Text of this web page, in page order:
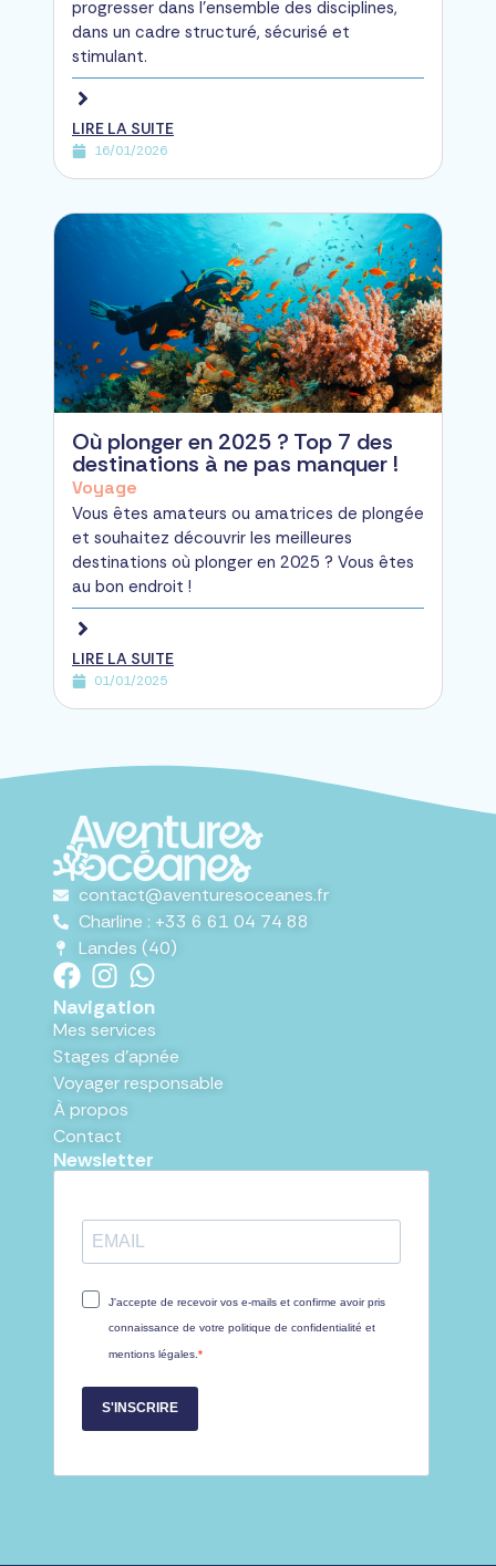
progresser dans l’ensemble des disciplines,
dans un cadre structuré, sécurisé et
stimulant.
LIRE LA SUITE
16/01/2026
Où plonger en 2025 ? Top 7 des
destinations à ne pas manquer !
Voyage
Vous êtes amateurs ou amatrices de plongée
et souhaitez découvrir les meilleures
destinations où plonger en 2025 ? Vous êtes
au bon endroit !
LIRE LA SUITE
01/01/2025
contact@aventuresoceanes.fr
Charline : +33 6 61 04 74 88
Landes (40)
Navigation
Mes services
Stages d'apnée
Voyager responsable
À propos
Contact
Newsletter
J'accepte de recevoir vos e-mails et confirme avoir pris
connaissance de votre politique de confidentialité et
mentions légales.
S'INSCRIRE